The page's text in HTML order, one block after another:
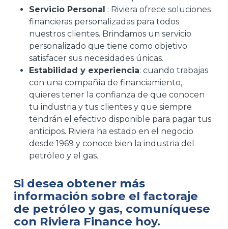
Servicio Personal : Riviera ofrece soluciones
financieras personalizadas para todos
nuestros clientes. Brindamos un servicio
personalizado que tiene como objetivo
satisfacer sus necesidades únicas.
Estabilidad y experiencia: cuando trabajas
con una compañía de financiamiento,
quieres tener la confianza de que conocen
tu industria y tus clientes y que siempre
tendrán el efectivo disponible para pagar tus
anticipos. Riviera ha estado en el negocio
desde 1969 y conoce bien la industria del
petróleo y el gas.
Si desea obtener más
información sobre el factoraje
de petróleo y gas, comuníquese
con Riviera Finance hoy.